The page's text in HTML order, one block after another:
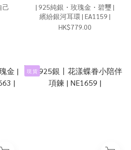
己
| 925純銀・玫瑰金・碧璽 |
繽紛銀河耳環 | EA1159 |
HK$779.00
現 貨